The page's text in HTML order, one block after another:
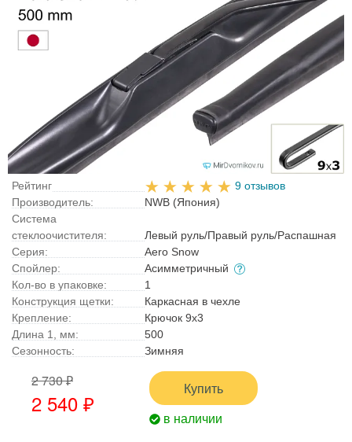
Рейтинг
9 отзывов
Производитель:
NWB (Япония)
Система
стеклоочистителя:
Левый руль/Правый руль/Распашная
Серия:
Aero Snow
Спойлер:
Асимметричный
Кол-во в упаковке:
1
Конструкция щетки:
Каркасная в чехле
Крепление:
Крючок 9x3
Длина 1, мм:
500
Сезонность:
Зимняя
2 730 ₽
2 540 ₽
Купить
в наличии